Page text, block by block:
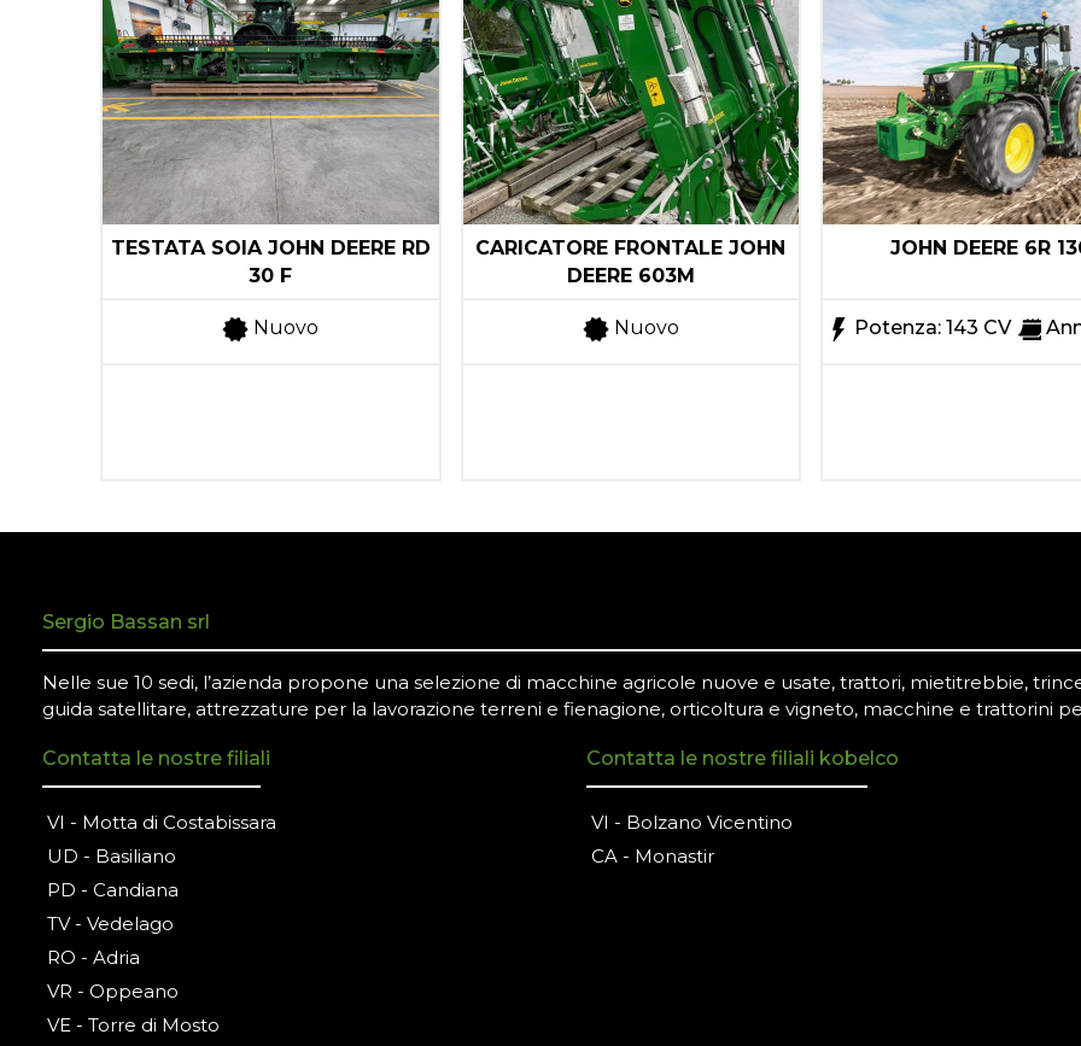
TESTATA SOIA JOHN DEERE RD
30 F
Nuovo
CARICATORE FRONTALE JOHN
DEERE 603M
Nuovo
JOHN DEERE 6R
Potenza: 143 CV
Sergio Bassan srl
Nelle sue 10 sedi, l’azienda propone una selezione di macchine agricole nuove e usate, trattori, mietitrebbie,
guida satellitare, attrezzature per la lavorazione terreni e fienagione, orticoltura e vigneto, macchine e trattorini
Contatta le nostre filiali
VI - Motta di Costabissara
UD - Basiliano
PD - Candiana
TV - Vedelago
RO - Adria
VR - Oppeano
VE - Torre di Mosto
Contatta le nostre filiali kobelco
VI - Bolzano Vicentino
CA - Monastir